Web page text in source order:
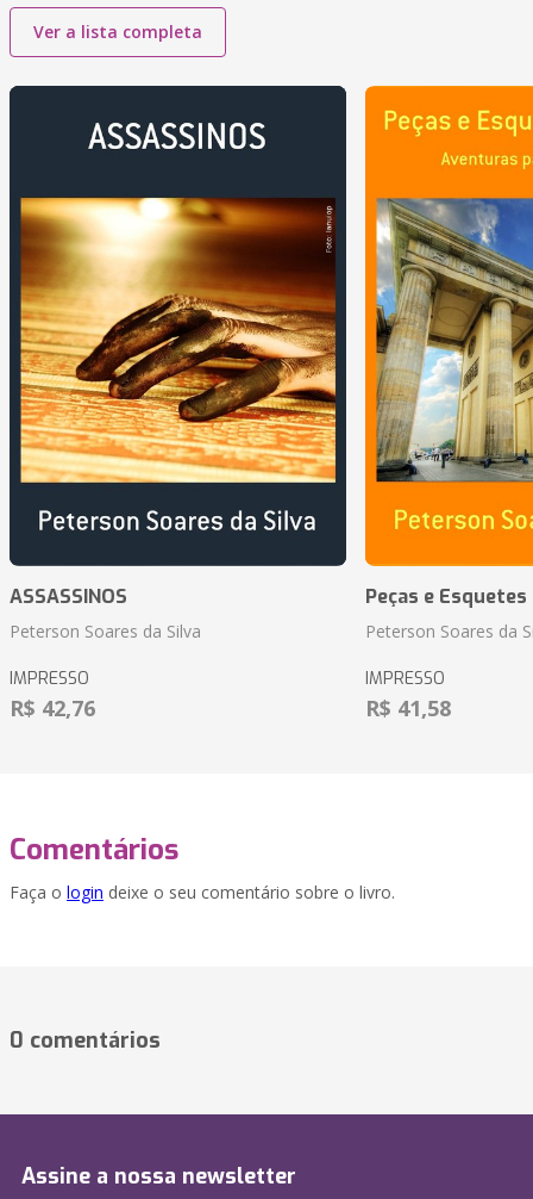
Ver a lista completa
ASSASSINOS
Peterson Soares da Silva
IMPRESSO
R$ 42,76
Peças e
Peterson Soares da
IMPRESSO
R$ 41,58
Comentários
Faça o login deixe o seu comentário sobre o livro.
0 comentários
Assine a nossa newsletter